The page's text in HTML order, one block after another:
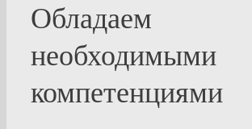
Обладаем
необходимыми
компетенциями